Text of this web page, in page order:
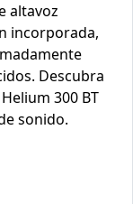
altavoz
incorporada,
Descubra
300 BT
sonido.